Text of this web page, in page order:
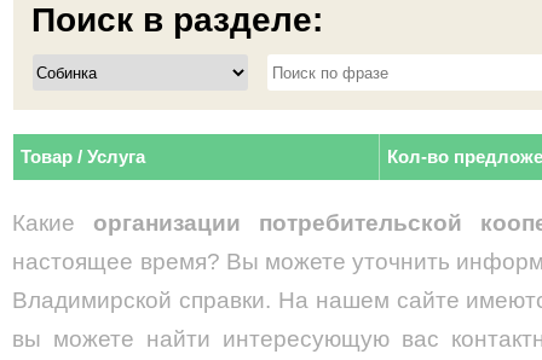
Поиск в разделе:
Товар / Услуга Кол-во
Какие организации
потребительской
настоящее время? Вы можете уточнить
Владимирской справки. На нашем сайте
вы можете найти интересующую вас